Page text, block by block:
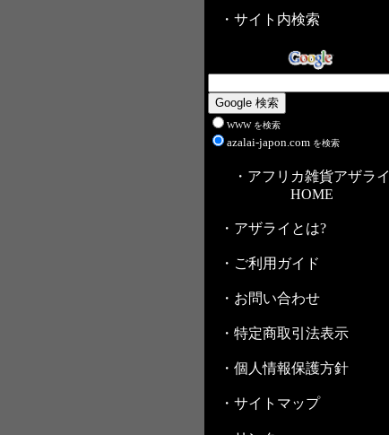
・サイト内検索
WWW を検索
azalai-japon.com を検索
・アフリカ雑貨アザライ
HOME
・アザライとは?
・ご利用ガイド
・お問い合わせ
・特定商取引法表示
・個人情報保護方針
・サイトマップ